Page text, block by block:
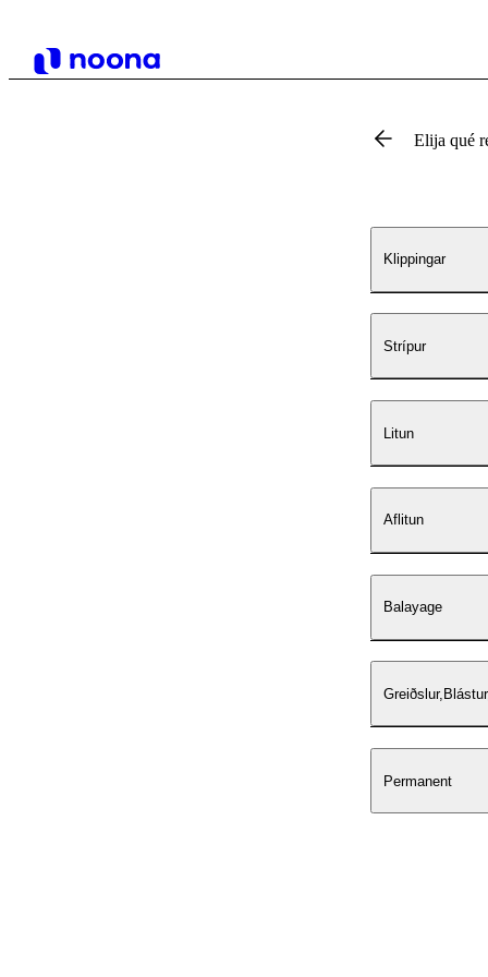
Elija qué
Klippingar
Strípur
Litun
Aflitun
Balayage
Permanent